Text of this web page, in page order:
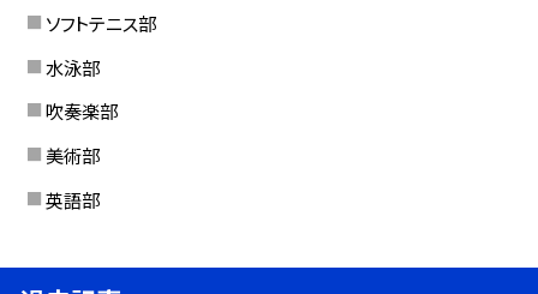
ソフトテニス部
水泳部
吹奏楽部
美術部
英語部